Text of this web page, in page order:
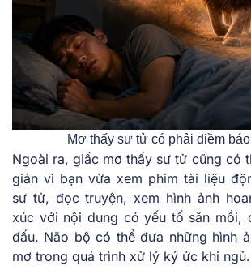
Mơ thấy sư tử có phải điềm
Ngoài ra, giấc mơ thấy sư tử cũng có
giản vì bạn vừa xem phim tài liệu
sư tử, đọc truyện, xem hình ảnh
xúc với nội dung có yếu tố săn mồi,
đấu. Não bộ có thể đưa những hình
mơ trong quá trình xử lý ký ức khi ngủ.